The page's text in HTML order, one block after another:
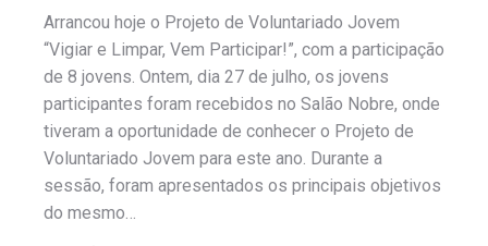
Arrancou hoje o Projeto de Voluntariado Jovem
“Vigiar e Limpar, Vem Participar!”, com a participação
de 8 jovens. Ontem, dia 27 de julho, os jovens
participantes foram recebidos no Salão Nobre, onde
tiveram a oportunidade de conhecer o Projeto de
Voluntariado Jovem para este ano. Durante a
sessão, foram apresentados os principais objetivos
do mesmo…